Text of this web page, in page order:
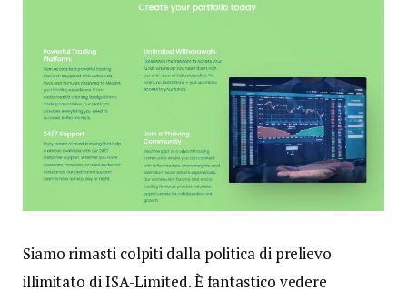
Siamo rimasti colpiti dalla politica di prelievo
illimitato di ISA-Limited. È fantastico vedere